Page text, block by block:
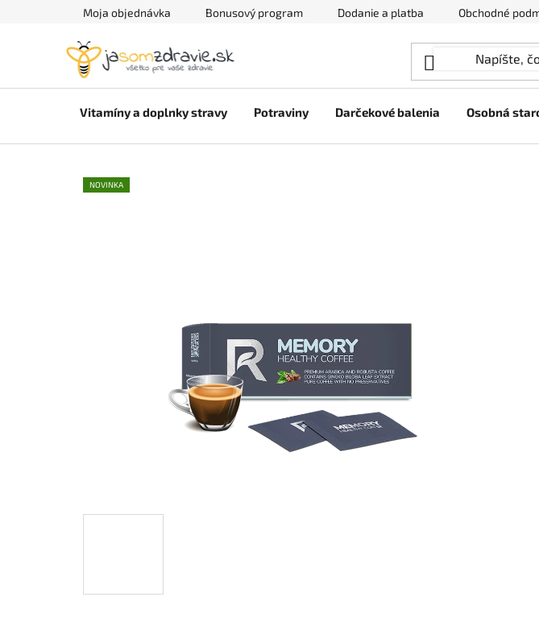
Moja objednávka Bonusový program Dodanie a platba Obchodné
Vitamíny a doplnky stravy Potraviny Darčekové balenia Osobná
NOVINKA